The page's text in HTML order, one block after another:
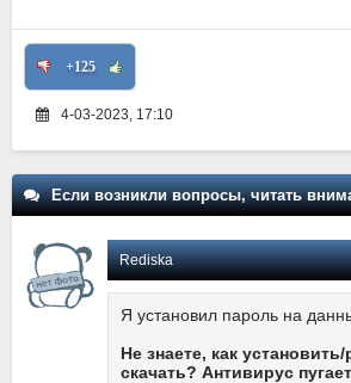
+125
4-03-2023, 17:10
Если возникли вопросы, читать
Rediska
Я установил пароль на
Не знаете, как
скачать? Антивирус